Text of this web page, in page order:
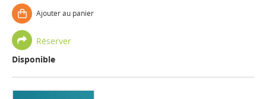
Ajouter au panier
Réserver
Disponible